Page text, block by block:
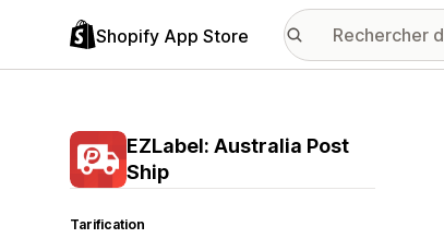
Shopify App Store
EZLabel: Australia Post
Ship
Tarification